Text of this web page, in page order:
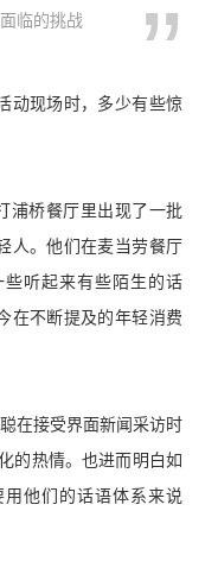
临的挑战
动现场时，多少有些惊
浦桥餐厅里出现了一批
人。他们在麦当劳餐厅
听起来有些陌生的话
在不断提及的年轻消费
在接受界面新闻采访时
的热情。也进而明白如
他们的话语体系来说